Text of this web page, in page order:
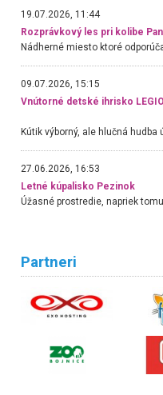
19.07.2026, 11:44
Rozprávkový les pri kolibe
09.07.2026, 15:15
Vnútorné detské ihrisko
27.06.2026, 16:53
Letné kúpalisko Pezinok
Partneri